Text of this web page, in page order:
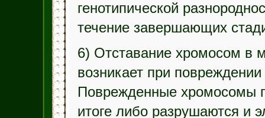
генотипической
течение завершающих
6) Отставание хромосом в
возникает при
Поврежденные хромосомы
итоге либо разрушаются и